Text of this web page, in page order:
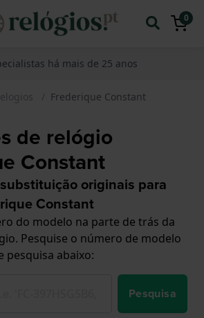
0
há mais de 25 anos
Frederique Constant
de relógio
Constant
originais para
Constant
do modelo na parte de trás da
Pesquise o número de modelo
pesquisa abaixo:
Pesquisa